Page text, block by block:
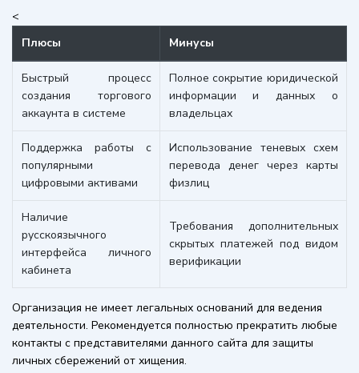
<
Плюсы
Минусы
Быстрый процесс
создания торгового
аккаунта в системе
Полное сокрытие юридической
информации и данных о
владельцах
Поддержка работы с
популярными
цифровыми активами
Использование теневых схем
перевода денег через карты
физлиц
Наличие
русскоязычного
интерфейса личного
кабинета
Требования дополнительных
скрытых платежей под видом
верификации
Организация не имеет легальных оснований для ведения
деятельности. Рекомендуется полностью прекратить любые
контакты с представителями данного сайта для защиты
личных сбережений от хищения.